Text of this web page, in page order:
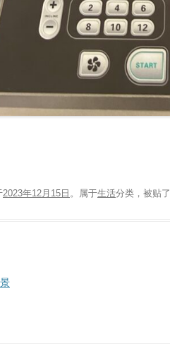
2023年12月15日 。属于生活分类，被贴了